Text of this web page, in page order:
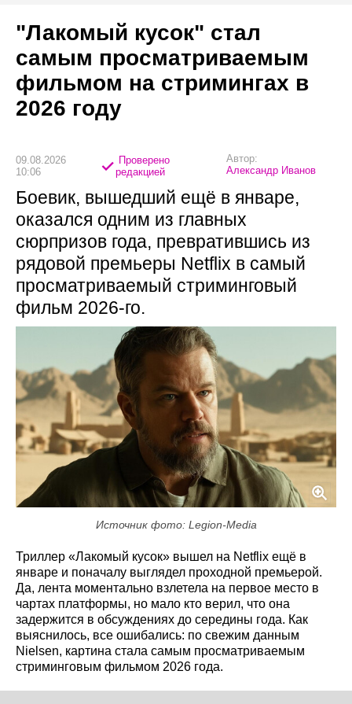
"Лакомый кусок" стал
самым просматриваемым
фильмом на стримингах в
2026 году
09.08.2026
10:06
Проверено
редакцией
Автор:
Александр Иванов
Боевик, вышедший ещё в январе,
оказался одним из главных
сюрпризов года, превратившись из
рядовой премьеры Netflix в самый
просматриваемый стриминговый
фильм 2026-го.
Источник фото: Legion-Media
Триллер «Лакомый кусок» вышел на Netflix ещё в
январе и поначалу выглядел проходной премьерой.
Да, лента моментально взлетела на первое место в
чартах платформы, но мало кто верил, что она
задержится в обсуждениях до середины года. Как
выяснилось, все ошибались: по свежим данным
Nielsen, картина стала самым просматриваемым
стриминговым фильмом 2026 года.